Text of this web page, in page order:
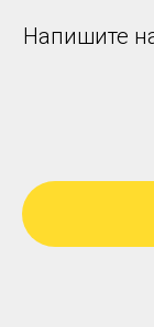
Напишите